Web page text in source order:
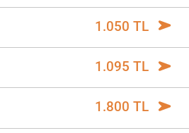
1.050 TL
1.095 TL
1.800 TL